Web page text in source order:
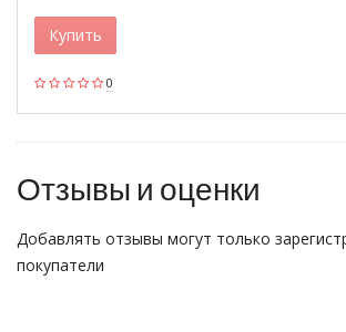
0
Купить
Отзывы и оценки
Добавлять отзывы могут только
покупатели